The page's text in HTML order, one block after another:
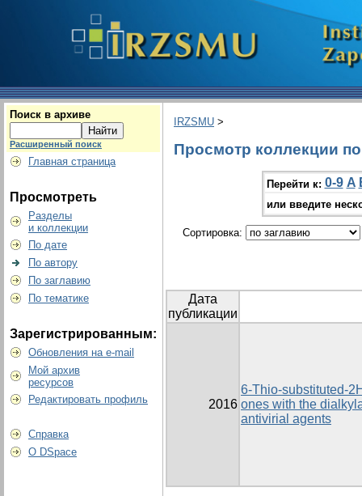
Поиск в архиве
Расширенный поиск
Главная страница
Просмотреть
Разделы
и коллекции
По дате
По автору
По заглавию
По тематике
Зарегистрированным:
Обновления на e-mail
Мой архив
ресурсов
Редактировать профиль
Справка
О DSpace
IRZSMU >
Просмотр коллекции
Перейти к: 0-9 A
или введите
Сортировка:
Дата
публикации
2016
6-Thio-substituted-
ones with the
antivirial agents